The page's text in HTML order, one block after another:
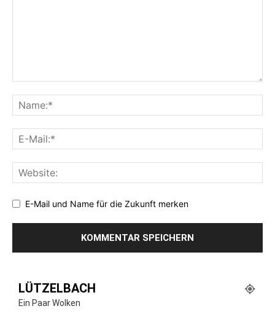
E-Mail und Name für die Zukunft merken
LÜTZELBACH
Ein Paar Wolken